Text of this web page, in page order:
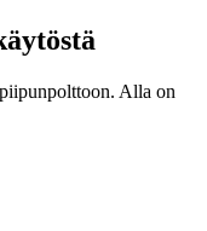
Alla on